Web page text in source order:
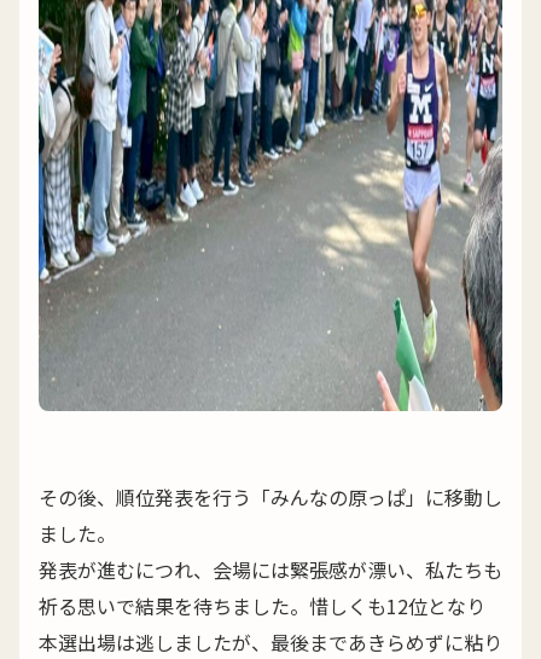
その後、順位発表を行う「みんなの原っぱ」に移動し
ました。
発表が進むにつれ、会場には緊張感が漂い、私たちも
祈る思いで結果を待ちました。惜しくも12位となり
本選出場は逃しましたが、最後まであきらめずに粘り